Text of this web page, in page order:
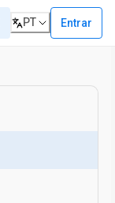
PT Entrar